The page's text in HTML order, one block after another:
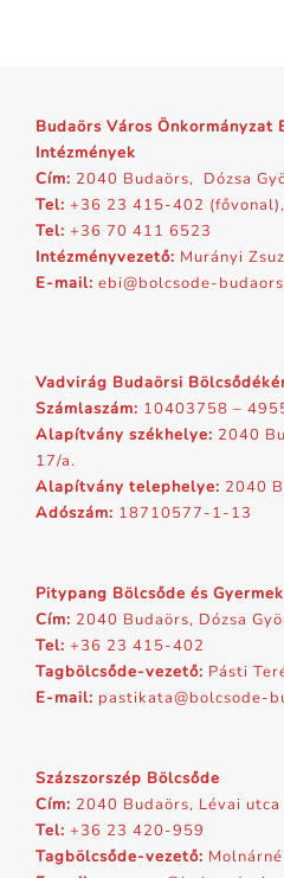
Budaörs Város
Intézmények
Cím: 2040 Budaörs, Dózsa
Tel: +36 23 415-402 (fővonal),
Tel: +36 70 411 6523
Intézményvezető: Murányi
E-mail: ebi@bolcsode-
Vadvirág Budaörsi
Számlaszám: 10403758 –
Alapítvány székhelye: 2040
17/a.
Alapítvány telephelye: 2040
Adószám: 18710577-1-13
Pitypang Bölcsőde és
Cím: 2040 Budaörs, Dózsa
Tel: +36 23 415-402
Tagbölcsőde-vezető: Pásti
E-mail: pastikata@bolcsode-
Százszorszép Bölcsőde
Cím: 2040 Budaörs, Lévai utca
Tel: +36 23 420-959
Tagbölcsőde-vezető: